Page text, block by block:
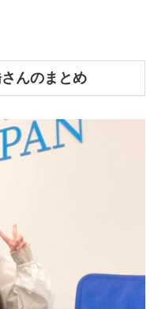
んのまとめ